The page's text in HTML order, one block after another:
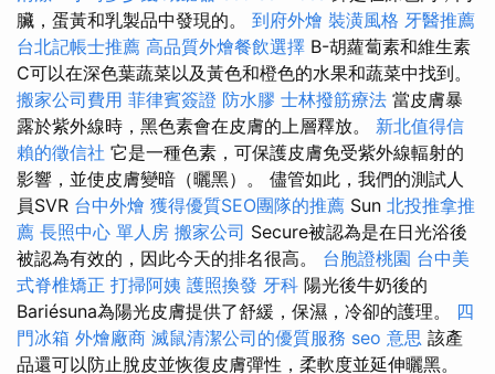
臟，蛋黃和乳製品中發現的。 到府外燴 裝潢風格 牙醫推薦
台北記帳士推薦 高品質外燴餐飲選擇 Β-胡蘿蔔素和維生素
C可以在深色葉蔬菜以及黃色和橙色的水果和蔬菜中找到。
搬家公司費用 菲律賓簽證 防水膠 士林撥筋療法 當皮膚暴
露於紫外線時，黑色素會在皮膚的上層釋放。 新北值得信
賴的徵信社 它是一種色素，可保護皮膚免受紫外線輻射的
影響，並使皮膚變暗（曬黑）。 儘管如此，我們的測試人
員SVR 台中外燴 獲得優質SEO團隊的推薦 Sun 北投推拿推
薦 長照中心 單人房 搬家公司 Secure被認為是在日光浴後
被認為有效的，因此今天的排名很高。 台胞證桃園 台中美
式脊椎矯正 打掃阿姨 護照換發 牙科 陽光後牛奶後的
Bariésuna為陽光皮膚提供了舒緩，保濕，冷卻的護理。 四
門冰箱 外燴廠商 滅鼠清潔公司的優質服務 seo 意思 該產
品還可以防止脫皮並恢復皮膚彈性，柔軟度並延伸曬黑。